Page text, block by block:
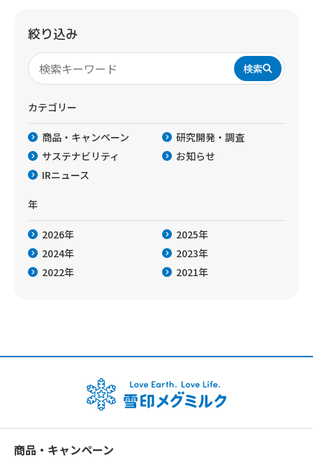
絞り込み
検索
カテゴリー
商品・キャンペーン
研究開発・調査
サステナビリティ
お知らせ
IRニュース
年
2026年
2025年
2024年
2023年
2022年
2021年
商品・キャンペーン